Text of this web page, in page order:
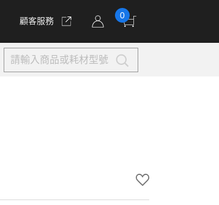
顧客服務
0